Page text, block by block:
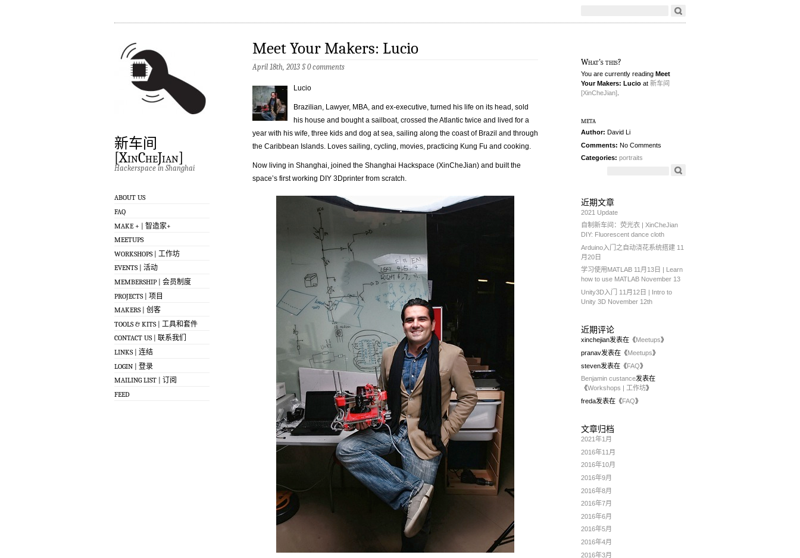
新车间
[XinCheJian]
Hackerspace in Shanghai
ABOUT US
FAQ
MAKE + | 智造家+
MEETUPS
WORKSHOPS | 工作坊
EVENTS | 活动
MEMBERSHIP | 会员制度
PROJECTS | 项目
MAKERS | 创客
TOOLS & KITS | 工具和套件
CONTACT US | 联系我们
LINKS | 连结
LOGIN | 登录
MAILING LIST | 订阅
FEED
Meet Your Makers: Lucio
April 18th, 2013 §0 comments
Lucio
Brazilian, Lawyer, MBA, and ex-executive, turned his life on its head, sold
his house and bought a sailboat, crossed the Atlantic twice and lived for a
year with his wife, three kids and dog at sea, sailing along the coast of Brazil and through
the Caribbean Islands. Loves sailing, cycling, movies, practicing Kung Fu and cooking.
Now living in Shanghai, joined the Shanghai Hackspace (XinCheJian) and built the
space’s first working DIY 3Dprinter from scratch.
What's this?
You are currently reading Meet
Your Makers: Lucio at 新车间
[XinCheJian]
meta
Author: David Li
Comments: No Comments
Categories: portraits
近期文章
2021 Update
自制新车间：荧光衣 | XinCheJian
DIY: Fluorescent dance cloth
Arduino入门之自动浇花系统搭建 11
月20日
学习使用MATLAB 11月13日 | Learn
how to use MATLAB November 13
Unity3D入门 11月12日 | Intro to
Unity 3D November 12th
近期评论
xinchejian发表在《 Meetups》
pranav发表在《Meetups》
steven发表在《FAQ》
Benjamin custance发表在
《Workshops | 工作坊》
freda发表在《FAQ》
文章归档
2021年1月
2016年11月
2016年10月
2016年9月
2016年8月
2016年7月
2016年6月
2016年5月
2016年4月
2016年3月